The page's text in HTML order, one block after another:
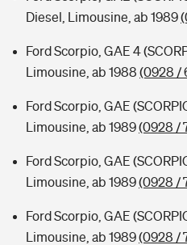
Diesel, Limousine, ab 1989
Ford Scorpio, GAE 4
Limousine, ab 1988 (0928 /
Ford Scorpio, GAE
Limousine, ab 1989(0928 /
Ford Scorpio, GAE
Limousine, ab 1989(0928 /
Ford Scorpio, GAE
Limousine, ab 1989(0928 /